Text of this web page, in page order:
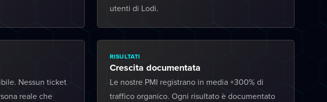
utenti di Lodi.
Nessun ticket
reale che
RISULTATI
Crescita documentata
Le nostre PMI registrano in media +300% di
traffico organico. Ogni risultato è documentato